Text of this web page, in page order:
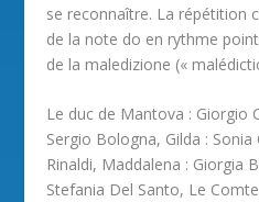
se reconnaître. La répétition
de la note do en rythme
de la maledizione («
Le duc de Mantova : Giorgio
Sergio Bologna, Gilda :
Rinaldi, Maddalena : Giorgia
Stefania Del Santo, Le